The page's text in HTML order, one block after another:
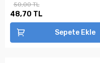
50,00 TL
48,70 TL
Sepete Ekle